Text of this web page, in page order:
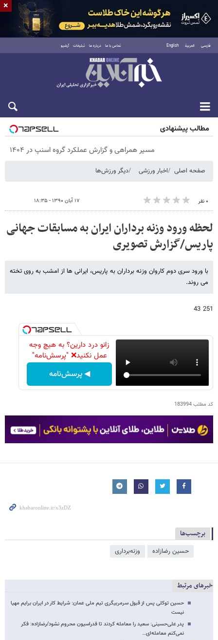
فارسی العربية English تماس با ما درباره ما تبلیغات آرشیو
پنجشنبه ۱۵ مرداد ۱۴۰۵
مطالب پیشنهادی
مسیر همراهی و گزارش عملکرد گروه اسنپ در ۱۴۰۴
صفحه اصلی اخبار ورزشی دیگر ورزش‌ها
۰ نفر ۱۷ آبان ۱۳۹۰ - ۱۸:۳۵
لحظه ورود وزنه برداران ایران به مسابقات جهانی
پاریس/گزارش تصویری
با ورود سری دوم کاروان وزنه برداران به پاریس، ایرانی ها از امشب به روی تخته
می روند.
251 43
زانو درد دارین؟ به هیچ وجه
عمل نکنید❌ "پرسش‌نامه"
◀ پرسش‌نامه
کد مطلب183994
برچسب‌ها
حسین رضازاده وزنه‌برداری
خبرهای مرتبط
حسین توکلی‌‌ پس از قبول سرمربیگری تیم ملی عمان: شرایط کار در ایران برایم مهیا
نیست
پدر علی‌حسینی: سعید را معامله کردند تا فدراسیون محروم نشود/رضازاده: فکر
نمی‌کنم معامله‌ای…
×